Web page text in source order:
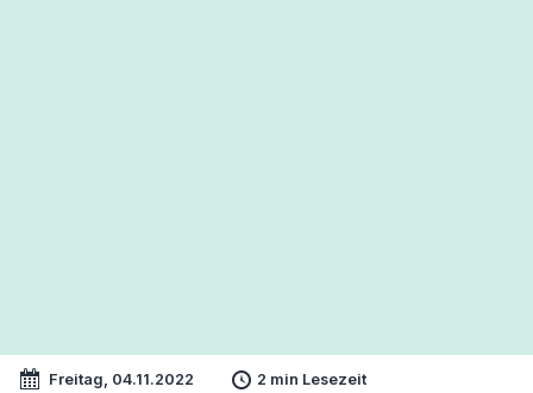
Freitag, 04.11.2022 2 min Lesezeit